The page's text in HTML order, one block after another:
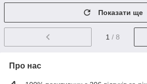
Показати ще
1 / 8
Про нас